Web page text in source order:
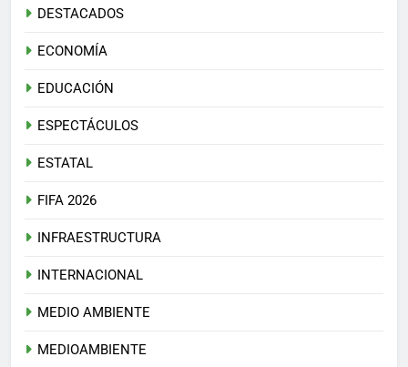
DESTACADOS
ECONOMÍA
EDUCACIÓN
ESPECTÁCULOS
ESTATAL
FIFA 2026
INFRAESTRUCTURA
INTERNACIONAL
MEDIO AMBIENTE
MEDIOAMBIENTE